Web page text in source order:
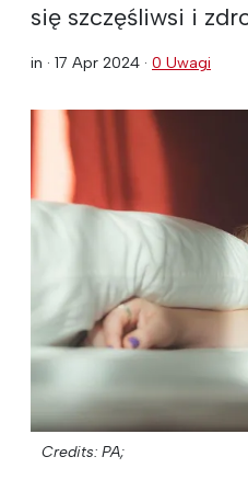
się szczęśliwsi i
in · 17 Apr 2024 · 0 Uwagi
Credits: PA;